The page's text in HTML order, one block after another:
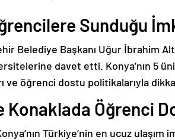
Sunduğu
Belediye Başkanı Uğur İbrahim
davet etti. Konya’nın 5
ve öğrenci dostu politikalarıyla
Konaklada Öğrenci
Türkiye’nin en ucuz